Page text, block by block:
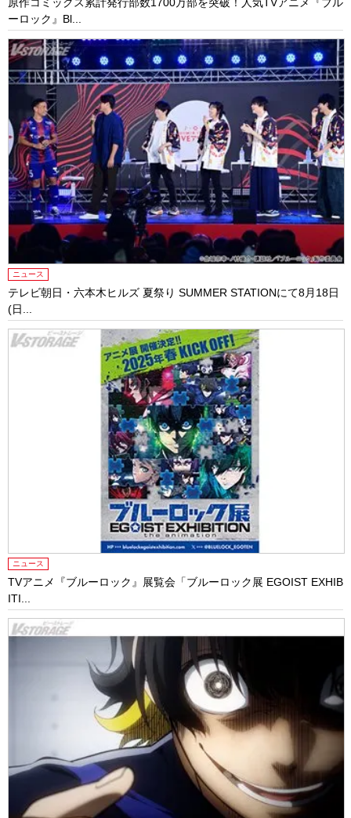
原作コミックス累計発行部数1700万部を突破！人気TVアニメ『ブル
ーロック』Bl...
ニュース
テレビ朝日・六本木ヒルズ 夏祭り SUMMER STATIONにて8月18日
(日...
ニュース
TVアニメ『ブルーロック』展覧会「ブルーロック展 EGOIST EXHIB
ITI...